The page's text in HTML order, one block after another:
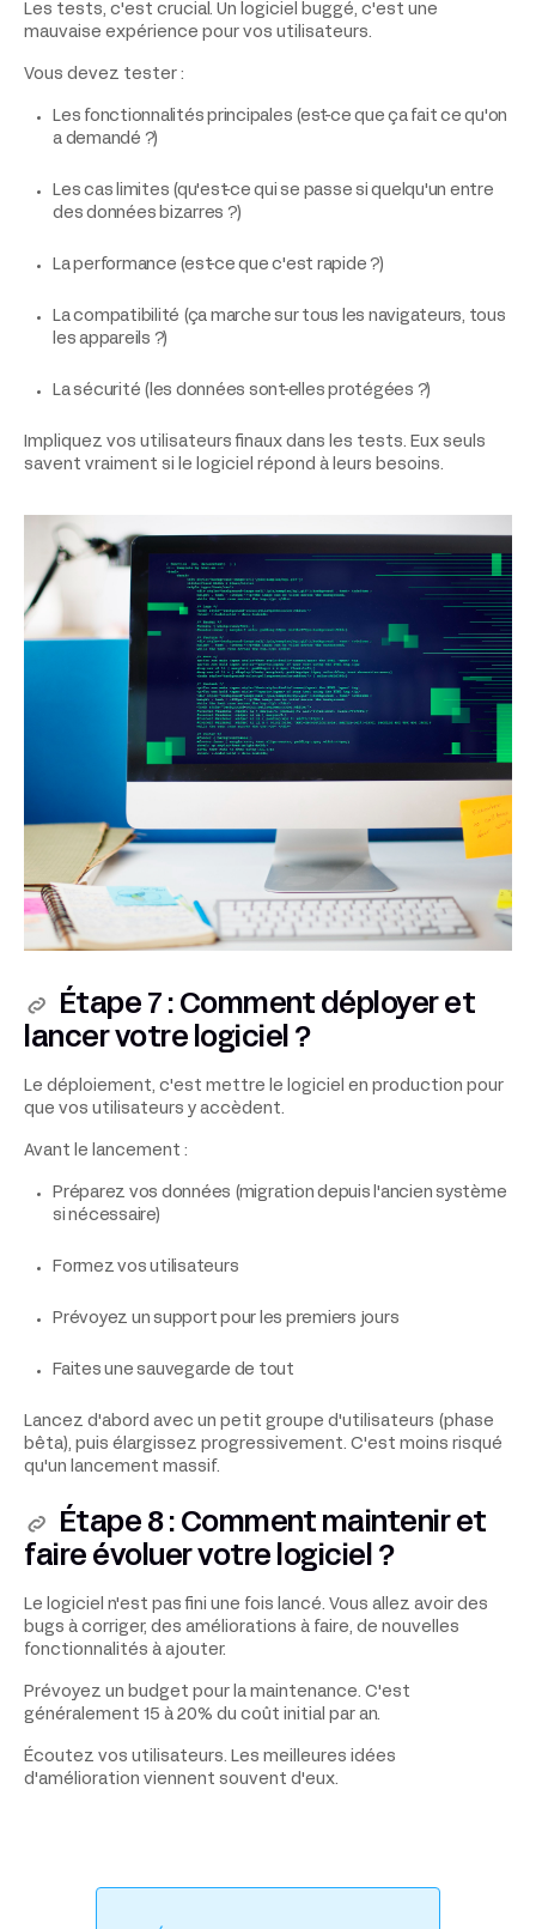
Les tests, c'est crucial. Un logiciel buggé, c'est une
mauvaise expérience pour vos utilisateurs.
Vous devez tester :
Les fonctionnalités principales (est-ce que ça fait ce qu'on
a demandé ?)
Les cas limites (qu'est-ce qui se passe si quelqu'un entre
des données bizarres ?)
La performance (est-ce que c'est rapide ?)
La compatibilité (ça marche sur tous les navigateurs, tous
les appareils ?)
La sécurité (les données sont-elles protégées ?)
Impliquez vos utilisateurs finaux dans les tests. Eux seuls
savent vraiment si le logiciel répond à leurs besoins.
Étape 7 : Comment déployer et
lancer votre logiciel ?
Le déploiement, c'est mettre le logiciel en production pour
que vos utilisateurs y accèdent.
Avant le lancement :
Préparez vos données (migration depuis l'ancien système
si nécessaire)
Formez vos utilisateurs
Prévoyez un support pour les premiers jours
Faites une sauvegarde de tout
Lancez d'abord avec un petit groupe d'utilisateurs (phase
bêta), puis élargissez progressivement. C'est moins risqué
qu'un lancement massif.
Étape 8 : Comment maintenir et
faire évoluer votre logiciel ?
Le logiciel n'est pas fini une fois lancé. Vous allez avoir des
bugs à corriger, des améliorations à faire, de nouvelles
fonctionnalités à ajouter.
Prévoyez un budget pour la maintenance. C'est
généralement 15 à 20% du coût initial par an.
Écoutez vos utilisateurs. Les meilleures idées
d'amélioration viennent souvent d'eux.